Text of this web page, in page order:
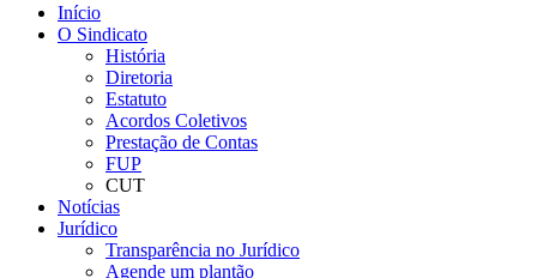
Início
O Sindicato
História
Diretoria
Estatuto
Acordos Coletivos
Prestação de Contas
FUP
CUT
Notícias
Jurídico
Transparência no Jurídico
Agende um plantão